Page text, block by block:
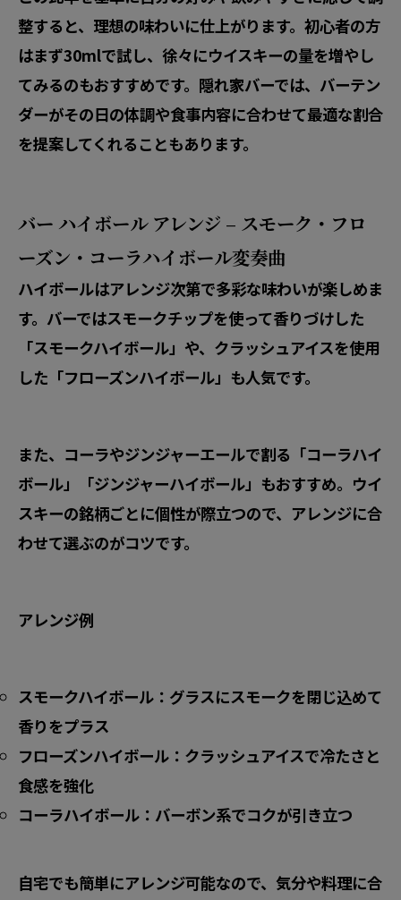
整すると、理想の味わいに仕上がります。初心者の方
はまず30mlで試し、徐々にウイスキーの量を増やし
てみるのもおすすめです。隠れ家バーでは、バーテン
ダーがその日の体調や食事内容に合わせて最適な割合
を提案してくれることもあります。
バー ハイボール アレンジ – スモーク・フロ
ーズン・コーラハイボール変奏曲
ハイボールはアレンジ次第で多彩な味わいが楽しめま
す。バーではスモークチップを使って香りづけした
「スモークハイボール」や、クラッシュアイスを使用
した「フローズンハイボール」も人気です。
また、コーラやジンジャーエールで割る「コーラハイ
ボール」「ジンジャーハイボール」もおすすめ。ウイ
スキーの銘柄ごとに個性が際立つので、アレンジに合
わせて選ぶのがコツです。
アレンジ例
スモークハイボール：グラスにスモークを閉じ込めて
香りをプラス
フローズンハイボール：クラッシュアイスで冷たさと
食感を強化
コーラハイボール：バーボン系でコクが引き立つ
自宅でも簡単にアレンジ可能なので、気分や料理に合